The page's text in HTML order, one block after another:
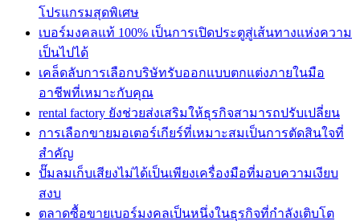
โปรแกรมสุดพิเศษ
เบอร์มงคลแท้ 100% เป็นการเปิดประตูสู่เส้นทางแห่งความ
เป็นไปได้
เคล็ดลับการเลือกบริษัทรับออกแบบตกแต่งภายในมือ
อาชีพที่เหมาะกับคุณ
rental factory ยังช่วยส่งเสริมให้ธุรกิจสามารถปรับเปลี่ยน
การเลือกขายมอเตอร์เกียร์ที่เหมาะสมเป็นการตัดสินใจที่
สำคัญ
ปั๊มลมเก็บเสียงไม่ได้เป็นเพียงเครื่องมือที่มอบความเงียบ
สงบ
ตลาดซื้อขายเบอร์มงคลเป็นหนึ่งในธุรกิจที่กำลังเติบโต